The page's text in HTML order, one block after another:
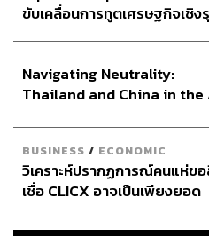
ขับเคลื่อนการทูตเศรษฐกิจเชิง
Navigating Neutrality:
Thailand and China in the
BUSINESS / ECONOMIC
วิเคราะห์ปรากฏการณ์คนแห่ข
เชื่อ CLICX อาจเป็นเพียงยอด
เรือนไทยที่ถูกซุกไว้